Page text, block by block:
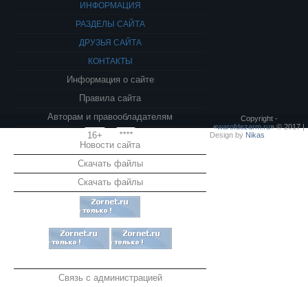
ИНФОРМАЦИЯ
РАЗДЕЛЫ САЙТА
ДРУЗЬЯ САЙТА
КОНТАКТЫ
Информация о сайте
Правила сайта
Авторам и правообладателям
16+
****
Новости сайта
Скачать файлы
Скачать файлы
Связь с администрацией
Copyright -
«warofdezarm.ru» © 2017 |
Design by Nikas